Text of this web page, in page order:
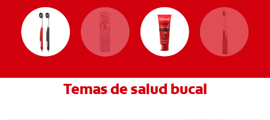
Temas de salud bucal